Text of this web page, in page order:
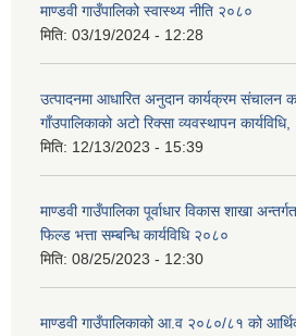
माण्डवी गाउँपालिको स्वास्थ्य नीति २०८०
मिति: 03/19/2024 - 12:28
उत्पादनमा आधारित अनुदान कार्यक्रम संचालन
गाँउपालिकाको अटो रिक्सा व्यवस्थापन
मिति: 12/13/2023 - 15:39
माण्डवी गाउँपालिका पूर्वाधार विकास शाखा
फिल्ड भत्ता सम्बन्धि कार्यविधि २०८०
मिति: 08/25/2023 - 12:30
माण्डवी गाउँपालिकाको आ.व २०८०/८१ को